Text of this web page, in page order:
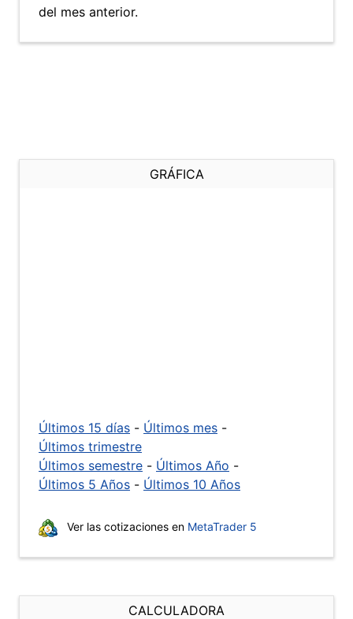
del mes anterior.
GRÁFICA
Últimos 15 días - Últimos mes -
Últimos trimestre
Últimos semestre - Últimos Año -
Últimos 5 Años - Últimos 10 Años
Ver las cotizaciones en MetaTrader 5
CALCULADORA